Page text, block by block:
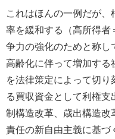
これはほんの一例だが
率を緩和する（高所得
争力の強化のためと称
高齢化に伴って増加する
を法律策定によって切
る買収資金として利権
制構造改革、歳出構造
責任の新自由主義に基づ